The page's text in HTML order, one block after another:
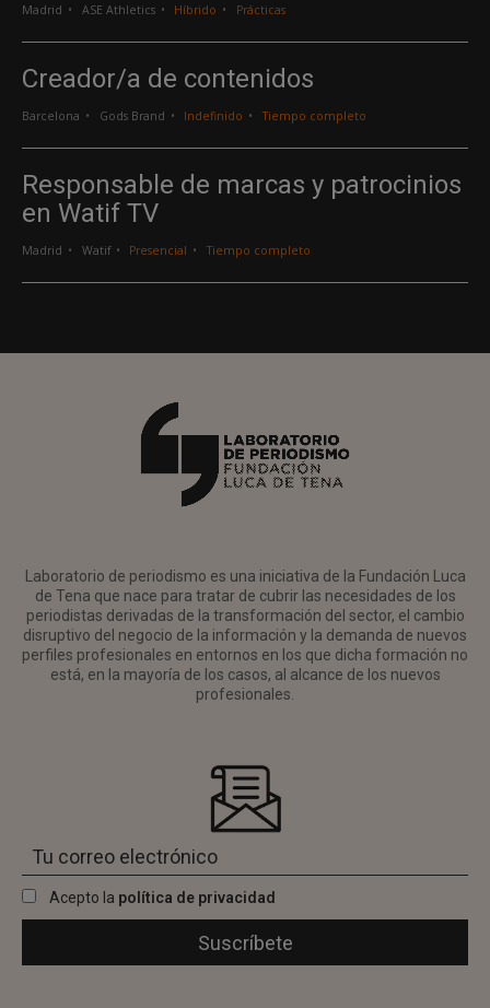
Madrid ASE Athletics Híbrido Prácticas
Creador/a de contenidos
Barcelona Gods Brand Indefinido Tiempo completo
Responsable de marcas y patrocinios
en Watif TV
Madrid Watif Presencial Tiempo completo
Laboratorio de periodismo es una iniciativa de la Fundación Luca
de Tena que nace para tratar de cubrir las necesidades de los
periodistas derivadas de la transformación del sector, el cambio
disruptivo del negocio de la información y la demanda de nuevos
perfiles profesionales en entornos en los que dicha formación no
está, en la mayoría de los casos, al alcance de los nuevos
profesionales.
Acepto la política de privacidad